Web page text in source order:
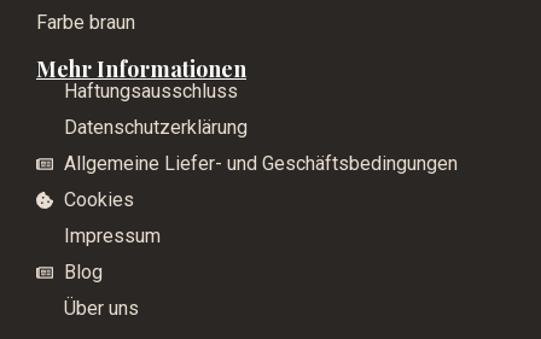
Farbe braun
Mehr Informationen
Haftungsausschluss
Datenschutzerklärung
Allgemeine Liefer- und Geschäftsbedingungen
Cookies
Impressum
Blog
Über uns